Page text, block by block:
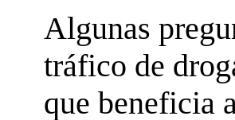
Algunas
tráfico de
que beneficia